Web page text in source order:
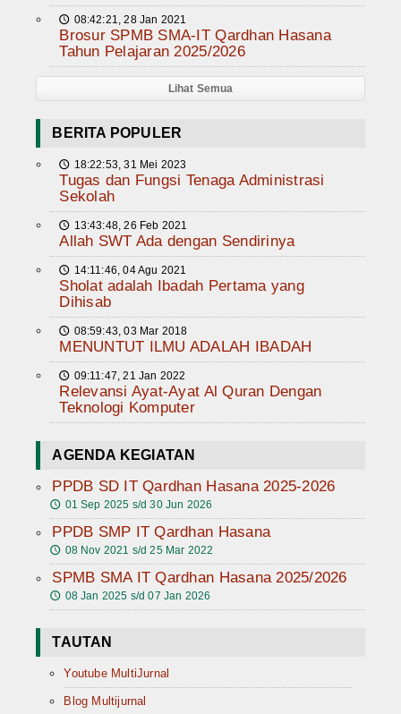
🕔 08:42:21, 28 Jan 2021
Brosur SPMB SMA-IT Qardhan Hasana
Tahun Pelajaran 2025/2026
Lihat Semua
BERITA POPULER
🕔 18:22:53, 31 Mei 2023
Tugas dan Fungsi Tenaga Administrasi
Sekolah
🕔 13:43:48, 26 Feb 2021
Allah SWT Ada dengan Sendirinya
🕔 14:11:46, 04 Agu 2021
Sholat adalah Ibadah Pertama yang
Dihisab
🕔 08:59:43, 03 Mar 2018
MENUNTUT ILMU ADALAH IBADAH
🕔 09:11:47, 21 Jan 2022
Relevansi Ayat-Ayat Al Quran Dengan
Teknologi Komputer
AGENDA KEGIATAN
PPDB SD IT Qardhan Hasana 2025-2026
🕔 01 Sep 2025 s/d 30 Jun 2026
PPDB SMP IT Qardhan Hasana
🕔 08 Nov 2021 s/d 25 Mar 2022
SPMB SMA IT Qardhan Hasana 2025/2026
🕔 08 Jan 2025 s/d 07 Jan 2026
TAUTAN
Youtube MultiJurnal
Blog Multijurnal